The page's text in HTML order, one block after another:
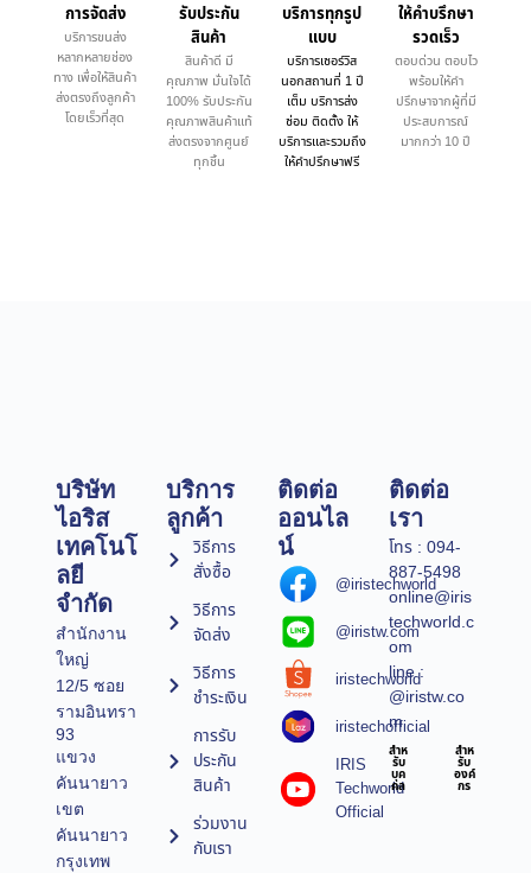
การจัดส่ง
บริการขนส่ง
หลากหลายช่อง
ทาง เพื่อให้สินค้า
ส่งตรงถึงลูกค้า
โดยเร็วที่สุด
รับประกัน
สินค้า
สินค้าดี มี
คุณภาพ มั่นใจได้
100% รับประกัน
คุณภาพสินค้าแท้
ส่งตรงจากศูนย์
ทุกชิ้น
บริการทุกรูป
แบบ
บริการเซอร์วิส
นอกสถานที่ 1 ปี
เต็ม บริการส่ง
ซ่อม ติดตั้ง ให้
บริการและรวมถึง
ให้คำปรึกษาฟรี
ให้คำบรึกษา
รวดเร็ว
ตอบด่วน ตอบไว
พร้อมให้คำ
ปรึกษาจากผู้ที่มี
ประสบการณ์
มากกว่า 10 ปี
บริษัท
ไอริส
เทคโนโ
ลยี
จำกัด
สำนักงาน
ใหญ่
12/5 ซอย
รามอินทรา
93
แขวง
คันนายาว
เขต
คันนายาว
กรุงเทพ
บริการ
ลูกค้า
วิธีการ
สั่งซื้อ
วิธีการ
จัดส่ง
วิธีการ
ชำระเงิน
การรับ
ประกัน
สินค้า
ร่วมงาน
กับเรา
ติดต่อ
ออนไล
น์
@iristechworld
@iristw.com
iristechworld
iristechofficial
IRIS
Techworld
Official
ติดต่อ
เรา
โทร : 094-
887-5498
online@iris
techworld.c
om
line :
@iristw.co
m
สำห
รับ
บุค
คล
สำห
รับ
องค์
กร